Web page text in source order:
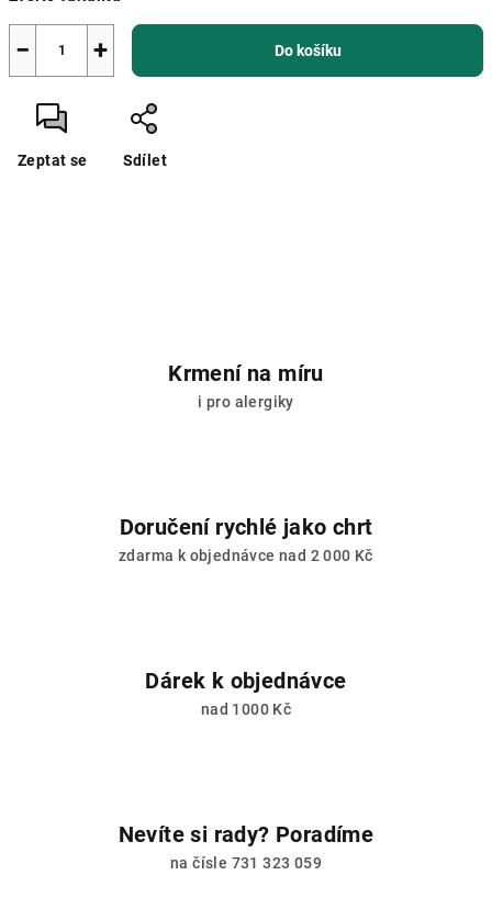
+
− Do košíku
Zeptat se Sdílet
Krmení na míru
i pro alergiky
Doručení rychlé jako chrt
zdarma k objednávce nad 2 000 Kč
Dárek k objednávce
nad 1000 Kč
Nevíte si rady? Poradíme
na čísle 731 323 059